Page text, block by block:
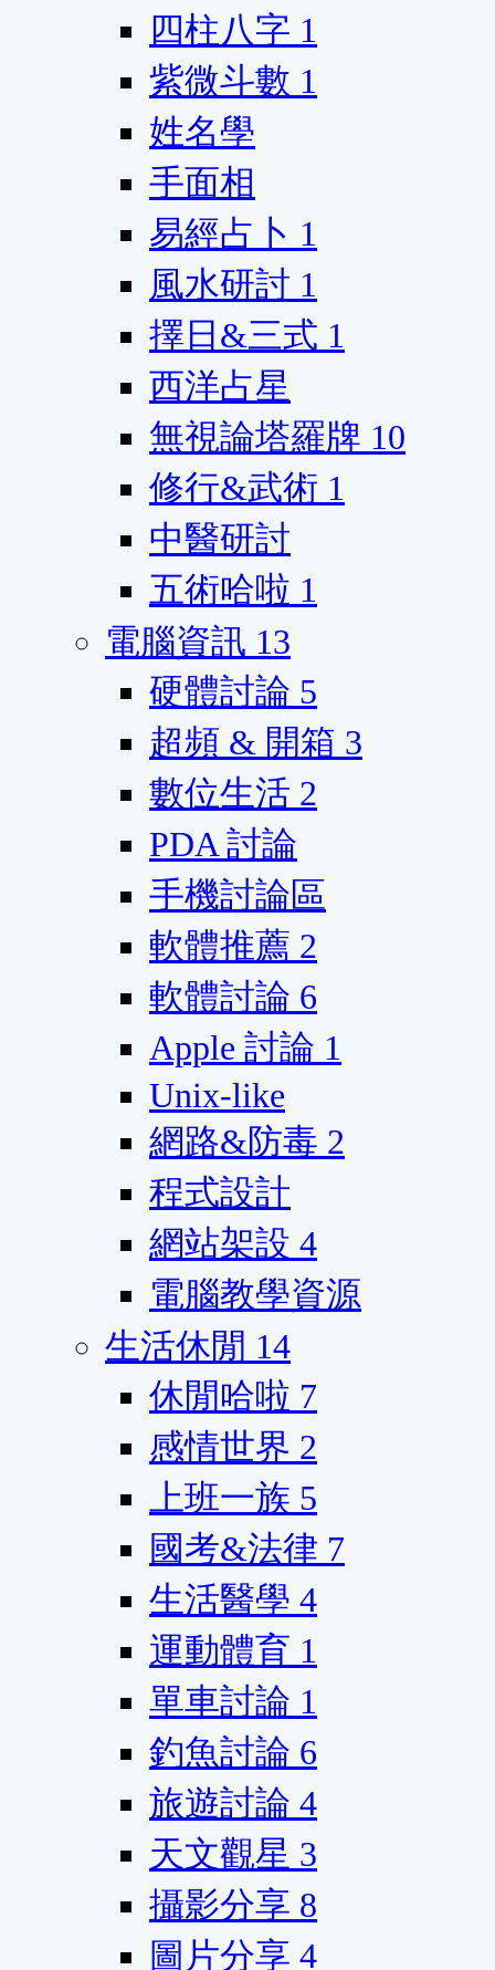
四柱八字 1
紫微斗數 1
姓名學
手面相
易經占卜 1
風水研討 1
擇日&三式 1
西洋占星
無視論塔羅牌 10
修行&武術 1
中醫研討
五術哈啦 1
電腦資訊 13
硬體討論 5
超頻 & 開箱 3
數位生活 2
PDA 討論
手機討論區
軟體推薦 2
軟體討論 6
Apple 討論 1
Unix-like
網路&防毒 2
程式設計
網站架設 4
電腦教學資源
生活休閒 14
休閒哈啦 7
感情世界 2
上班一族 5
國考&法律 7
生活醫學 4
運動體育 1
單車討論 1
釣魚討論 6
旅遊討論 4
天文觀星 3
攝影分享 8
圖片分享 4